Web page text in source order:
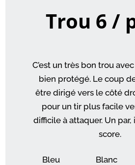
Trou 6 /
C’est un très bon trou
bien protégé. Le coup
être dirigé vers le côté
pour un tir plus facile
difficile à attaquer. Un par,
score.
Bleu
Blanc